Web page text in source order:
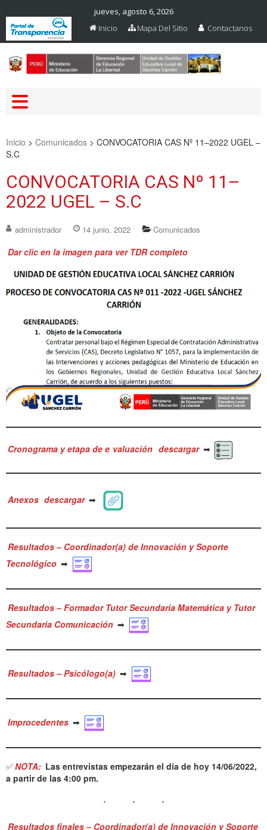
jueves, agosto 6, 2026
Inicio
Mapa Del Sitio Contactanos
Inicio > Comunicados > CONVOCATORIA CAS Nº 11–2022 UGEL –
S.C
CONVOCATORIA CAS Nº 11–
2022 UGEL – S.C
administrador 14 junio, 2022 Comunicados
Dar clic en la imagen para ver TDR completo
Cronograma y etapa de e valuación descargar ➡
Anexos descargar ➡
Resultados – Coordinador(a) de Innovación y Soporte
Tecnológico ➡
Resultados – Formador Tutor Secundaria Matemática y Tutor
Secundaria Comunicación ➡
Resultados – Psicólogo(a) ➡
Improcedentes ➡
✅NOTA: Las entrevistas empezarán el día de hoy 14/06/2022,
a partir de las 4:00 pm.
Resultados finales – Coordinador(a) de Innovación y Soporte